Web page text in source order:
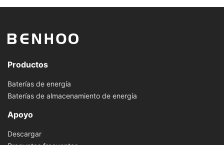
Productos
Baterías de energía
Baterías de almacenamiento de energía
Apoyo
Descargar